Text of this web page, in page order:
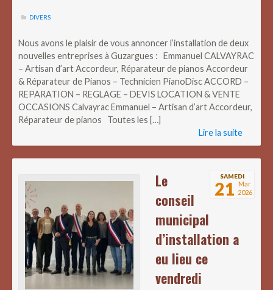
DIVERS
Nous avons le plaisir de vous annoncer l’installation de deux
nouvelles entreprises à Guzargues : Emmanuel CALVAYRAC
– Artisan d’art Accordeur, Réparateur de pianos Accordeur
& Réparateur de Pianos – Technicien PianoDisc ACCORD –
REPARATION – REGLAGE – DEVIS LOCATION & VENTE
OCCASIONS Calvayrac Emmanuel – Artisan d’art Accordeur,
Réparateur de pianos Toutes les […]
Lire la suite
SAMEDI
21 Mar
2026
Le
conseil
municipal
d’installation a
eu lieu ce
vendredi